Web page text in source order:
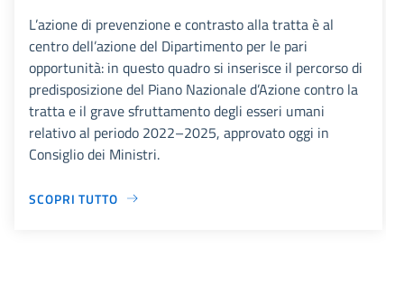
L’azione di prevenzione e contrasto alla tratta è al
centro dell’azione del Dipartimento per le pari
opportunità: in questo quadro si inserisce il percorso di
predisposizione del Piano Nazionale d’Azione contro la
tratta e il grave sfruttamento degli esseri umani
relativo al periodo 2022–2025, approvato oggi in
Consiglio dei Ministri.
SCOPRI TUTTO